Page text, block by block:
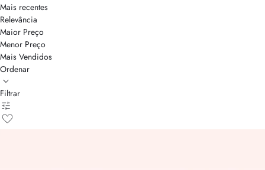
Mais recentes
Relevância
Maior Preço
Menor Preço
Mais Vendidos
Ordenar
Filtrar